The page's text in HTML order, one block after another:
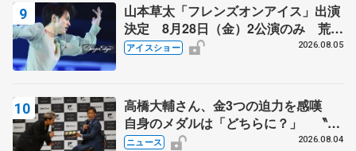
山本草太「フレンズオンアイス」出演
決定 8月28日（金）2公演のみ 荒川
静香さんプロデュース、20周年のアイ
アイスショー 2026.08.05
高橋大輔さん、金3つの迫力を感嘆
自身のメダルは「どちらに？」 〝リ
ス兄弟〟オリンピック3連覇の野村忠
ニュース 2026.08.04